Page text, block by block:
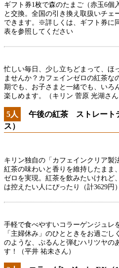
ギフト券1枚で森のたまご（赤玉6個
と交換。全国の引き換え取扱いチェ
できます。※詳しくは、ギフト券に
表を参照してください
忙しい毎日、少し立ちどまって、ほ
ませんか？カフェインゼロの紅茶な
期でも、お子さまと一緒でも、いろ
楽しめます。（キリン 菅原 光湖さん
5人
午後の紅茶 ストレート
ス）
キリン独自の「カフェインクリア製
紅茶の味わいと香りを維持したまま
ゼロを実現。紅茶を飲みたいけれど
は控えたい人にぴったり（計3629円
手軽で食べやすいコラーゲンジュレ
「主婦休み」のひとときをお過ご
のような、ぷるんと弾むハリツヤの
す！（平井 祐未さん）